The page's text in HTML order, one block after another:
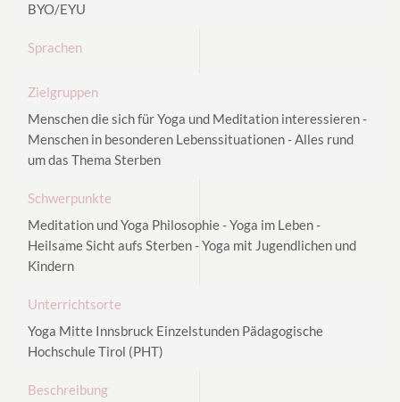
BYO/EYU
Sprachen
Zielgruppen
Menschen die sich für Yoga und Meditation interessieren -
Menschen in besonderen Lebenssituationen - Alles rund
um das Thema Sterben
Schwerpunkte
Meditation und Yoga Philosophie - Yoga im Leben -
Heilsame Sicht aufs Sterben - Yoga mit Jugendlichen und
Kindern
Unterrichtsorte
Yoga Mitte Innsbruck Einzelstunden Pädagogische
Hochschule Tirol (PHT)
Beschreibung